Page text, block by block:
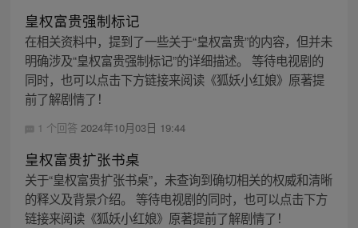
皇权富贵强制标记
在相关资料中，提到了一些关于“皇权富贵”的内容，但并未
明确涉及“皇权富贵强制标记”的详细描述。 等待电视剧的
同时，也可以点击下方链接来阅读《狐妖小红娘》原著提
前了解剧情了！
1 个回答 2024年10月03日 19:44
皇权富贵扩张书桌
关于“皇权富贵扩张书桌”，未查询到确切相关的权威和清晰
的释义及背景介绍。 等待电视剧的同时，也可以点击下方
链接来阅读《狐妖小红娘》原著提前了解剧情了！